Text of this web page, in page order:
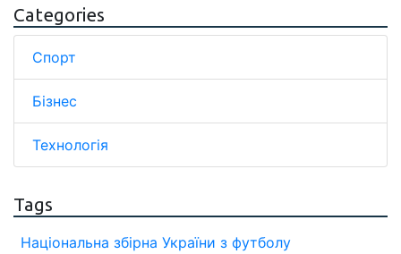
Categories
Спорт
Бізнес
Технологія
Tags
Національна збірна України з футболу